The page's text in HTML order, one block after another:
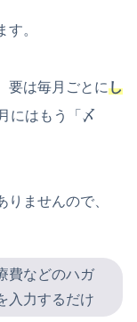
。
要は毎月ごとにし
にはもう「〆
ませんので、
費などのハガ
入力するだけ